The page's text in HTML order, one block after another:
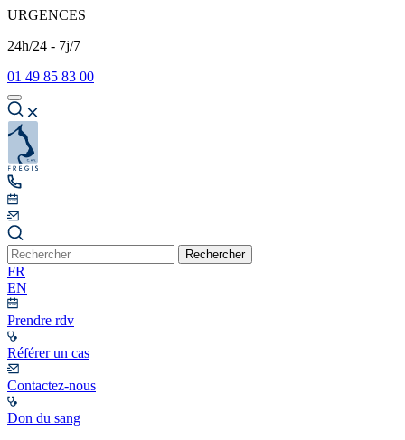
URGENCES
24h/24 - 7j/7
01 49 85 83 00
Rechercher
FR
EN
Prendre rdv
Référer un cas
Contactez-nous
Don du sang